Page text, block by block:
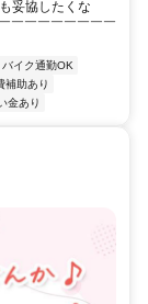
妥協したくな
￣￣￣￣￣￣￣￣
バイク通勤OK
補助あり
金あり